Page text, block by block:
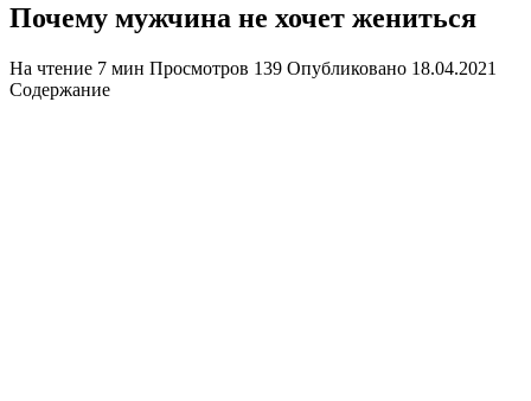
Почему мужчина не хочет жениться
На чтение 7 мин Просмотров 139 Опубликовано 18.04.2021
Содержание